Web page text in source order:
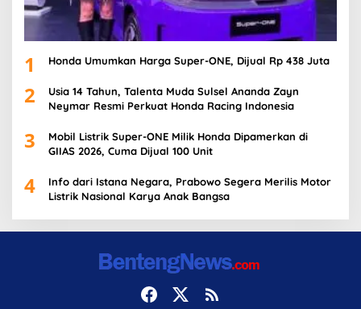
1 Honda Umumkan Harga Super-ONE, Dijual Rp 438 Juta
2
Usia 14 Tahun, Talenta Muda Sulsel Ananda Zayn
Neymar Resmi Perkuat Honda Racing Indonesia
3
Mobil Listrik Super-ONE Milik Honda Dipamerkan di
GIIAS 2026, Cuma Dijual 100 Unit
4
Info dari Istana Negara, Prabowo Segera Merilis Motor
Listrik Nasional Karya Anak Bangsa